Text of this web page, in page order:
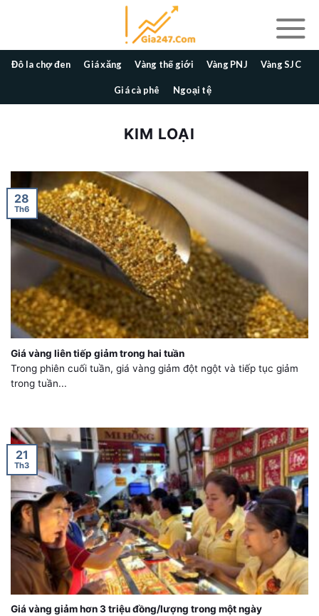
Đô la chợ đen Giá xăng Vàng thế giới Vàng PNJ Vàng SJC
Giá cà phê Ngoại tệ
KIM LOẠI
Giá vàng liên tiếp giảm trong hai tuần
Trong phiên cuối tuần, giá vàng giảm đột ngột và tiếp tục giảm
trong tuần...
28
Th6
Giá vàng giảm hơn 3 triệu đồng/lượng trong một ngày
21
Th3